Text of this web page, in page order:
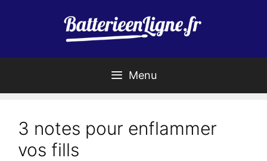
Menu
3 notes pour enflammer
vos fills